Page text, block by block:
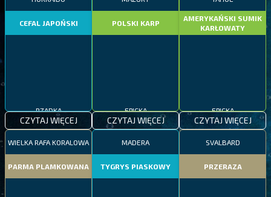
CEFAL JAPOŃSKI
RZADKA
CZYTAJ WIĘCEJ
POLSKI KARP
EPICKA
CZYTAJ WIĘCEJ
AMERYKAŃSKI SUMIK
KARŁOWATY
EPICKA
CZYTAJ WIĘCEJ
WIELKA RAFA KORALOWA
PARMA PLAMKOWANA
MADERA
TYGRYS PIASKOWY
SVALBARD
PRZERAZA